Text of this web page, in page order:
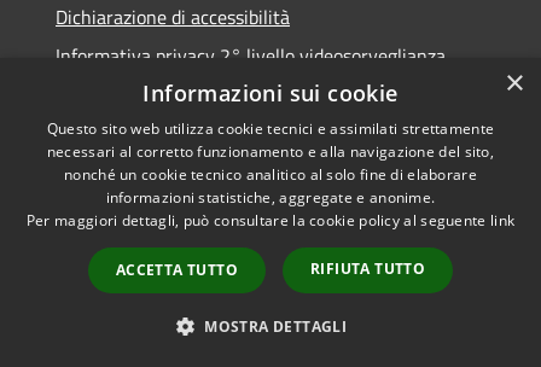
Dichiarazione di accessibilità
Informativa privacy 2° livello videosorveglianza
Accessibilità
Privacy
Mappa del sito
Numeri e servizi utili
Copyright © 2026 • Comune di
Urzulei • Powered by
Municipium
Accesso
redazione
×
Informazioni sui cookie
Questo sito web utilizza cookie tecnici e assimilati strettamente
necessari al corretto funzionamento e alla navigazione del sito,
nonché un cookie tecnico analitico al solo fine di elaborare
informazioni statistiche, aggregate e anonime.
Per maggiori dettagli, può consultare la cookie policy al seguente link
ACCETTA TUTTO RIFIUTA TUTTO
MOSTRA DETTAGLI